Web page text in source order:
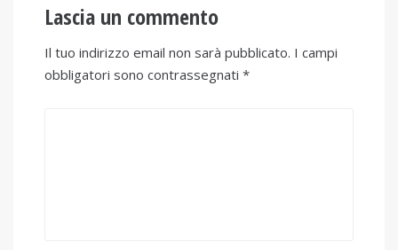
Lascia un commento
Il tuo indirizzo email non sarà pubblicato. I campi
obbligatori sono contrassegnati *